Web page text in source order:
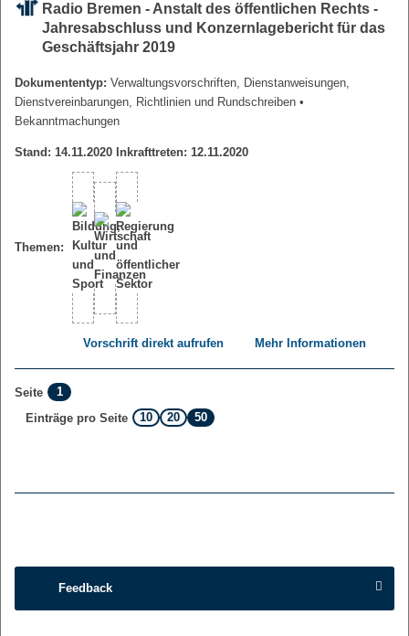
Radio Bremen - Anstalt des öffentlichen Rechts -
Jahresabschluss und Konzernlagebericht für das
Geschäftsjahr 2019
Dokumententyp: Verwaltungsvorschriften, Dienstanweisungen,
Dienstvereinbarungen, Richtlinien und Rundschreiben •
Bekanntmachungen
Stand: 14.11.2020 Inkrafttreten: 12.11.2020
Themen:
Vorschrift direkt aufrufen Mehr Informationen
Seite
1
Einträge pro Seite
10 20 50
Feedback